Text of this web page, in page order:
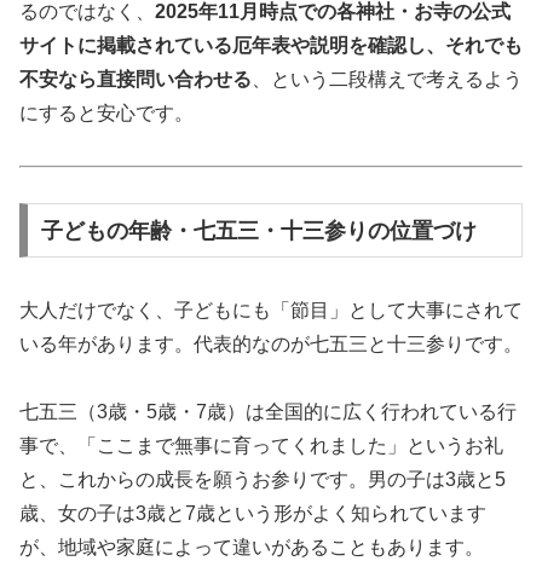
るのではなく、 2025年11月時点での各神社・お寺の公式
サイトに掲載されている厄年表や説明を確認し、それでも
不安なら直接問い合わせる 、という二段構えで考えるよう
にすると安心です。
子どもの年齢・七五三・十三参りの位置づけ
大人だけでなく、子どもにも「節目」として大事にされて
いる年があります。代表的なのが七五三と十三参りです。
七五三（3歳・5歳・7歳）は全国的に広く行われている行
事で、「ここまで無事に育ってくれました」というお礼
と、これからの成長を願うお参りです。男の子は3歳と5
歳、女の子は3歳と7歳という形がよく知られています
が、地域や家庭によって違いがあることもあります。